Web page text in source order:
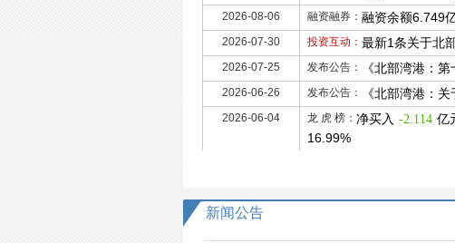
2026-08-06 融资融券： 融资余额6.749
2026-07-30 投资互动： 最新1条关于北
2026-07-25 发布公告： 《北部湾港：
2026-06-26 发布公告： 《北部湾港：
2026-06-04 龙 虎 榜： 净买入 -2.114 亿
16.99%
新闻公告